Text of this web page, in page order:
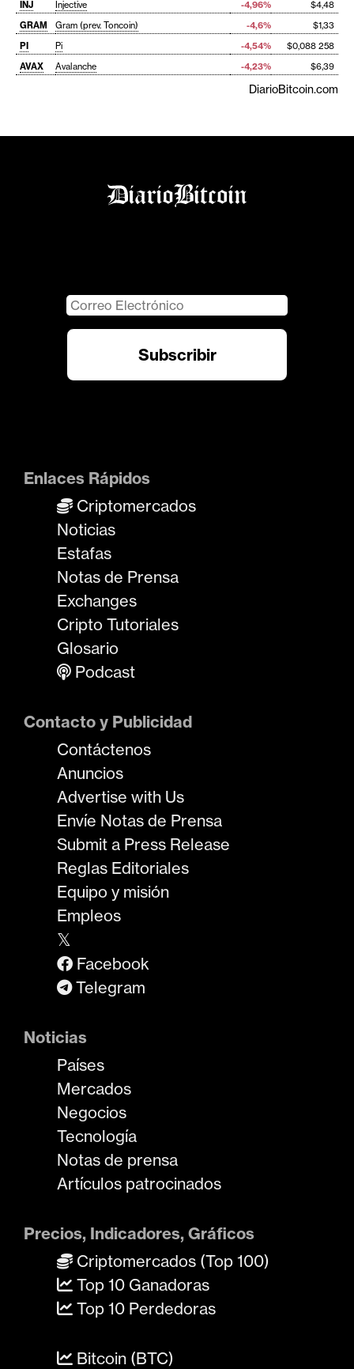
INJ Injective -4,96%
$4,48
GRAM
Gram (prev. Toncoin) -4,6%
$1,33
PI
Pi -4,54%
$0,088 258
AVAX
Avalanche -4,23% $6,39
DiarioBitcoin.com
Enlaces Rápidos
Criptomercados
Noticias
Estafas
Notas de Prensa
Exchanges
Cripto Tutoriales
Glosario
Podcast
Contacto y Publicidad
Contáctenos
Anuncios
Advertise with Us
Envíe Notas de Prensa
Submit a Press Release
Reglas Editoriales
Equipo y misión
Empleos
𝕏
Facebook
Telegram
Noticias
Países
Mercados
Negocios
Tecnología
Notas de prensa
Artículos patrocinados
Precios, Indicadores, Gráficos
Criptomercados (Top 100)
Top 10 Ganadoras
Top 10 Perdedoras
Bitcoin (BTC)